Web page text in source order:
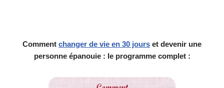
Comment changer de vie en 30 jours et devenir une
personne épanouie : le programme complet :